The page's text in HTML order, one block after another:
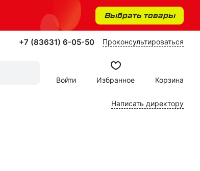
Выбрать товары
+7 (83631) 6-05-50 Проконсультироваться
Войти
Избранное Корзина
Написать директору